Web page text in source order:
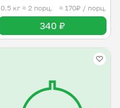
0.5 кг ≈ 2 порц. ≈ 170₽ / порц.
340 ₽